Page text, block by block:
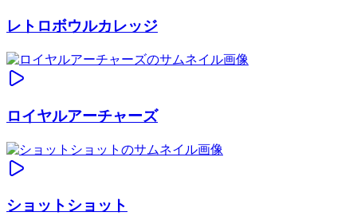
レトロボウルカレッジ
ロイヤルアーチャーズ
ショットショット